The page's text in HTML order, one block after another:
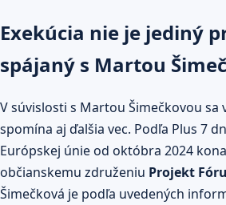
Exekúcia nie je jediný
spájaný s Martou
V súvislosti s Martou Šimečkovou sa
spomína aj ďalšia vec. Podľa Plus 7
Európskej únie od októbra 2024
občianskemu združeniu Projekt
Šimečková je podľa uvedených